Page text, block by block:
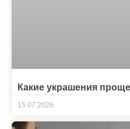
Какие украшения
15.07.2026